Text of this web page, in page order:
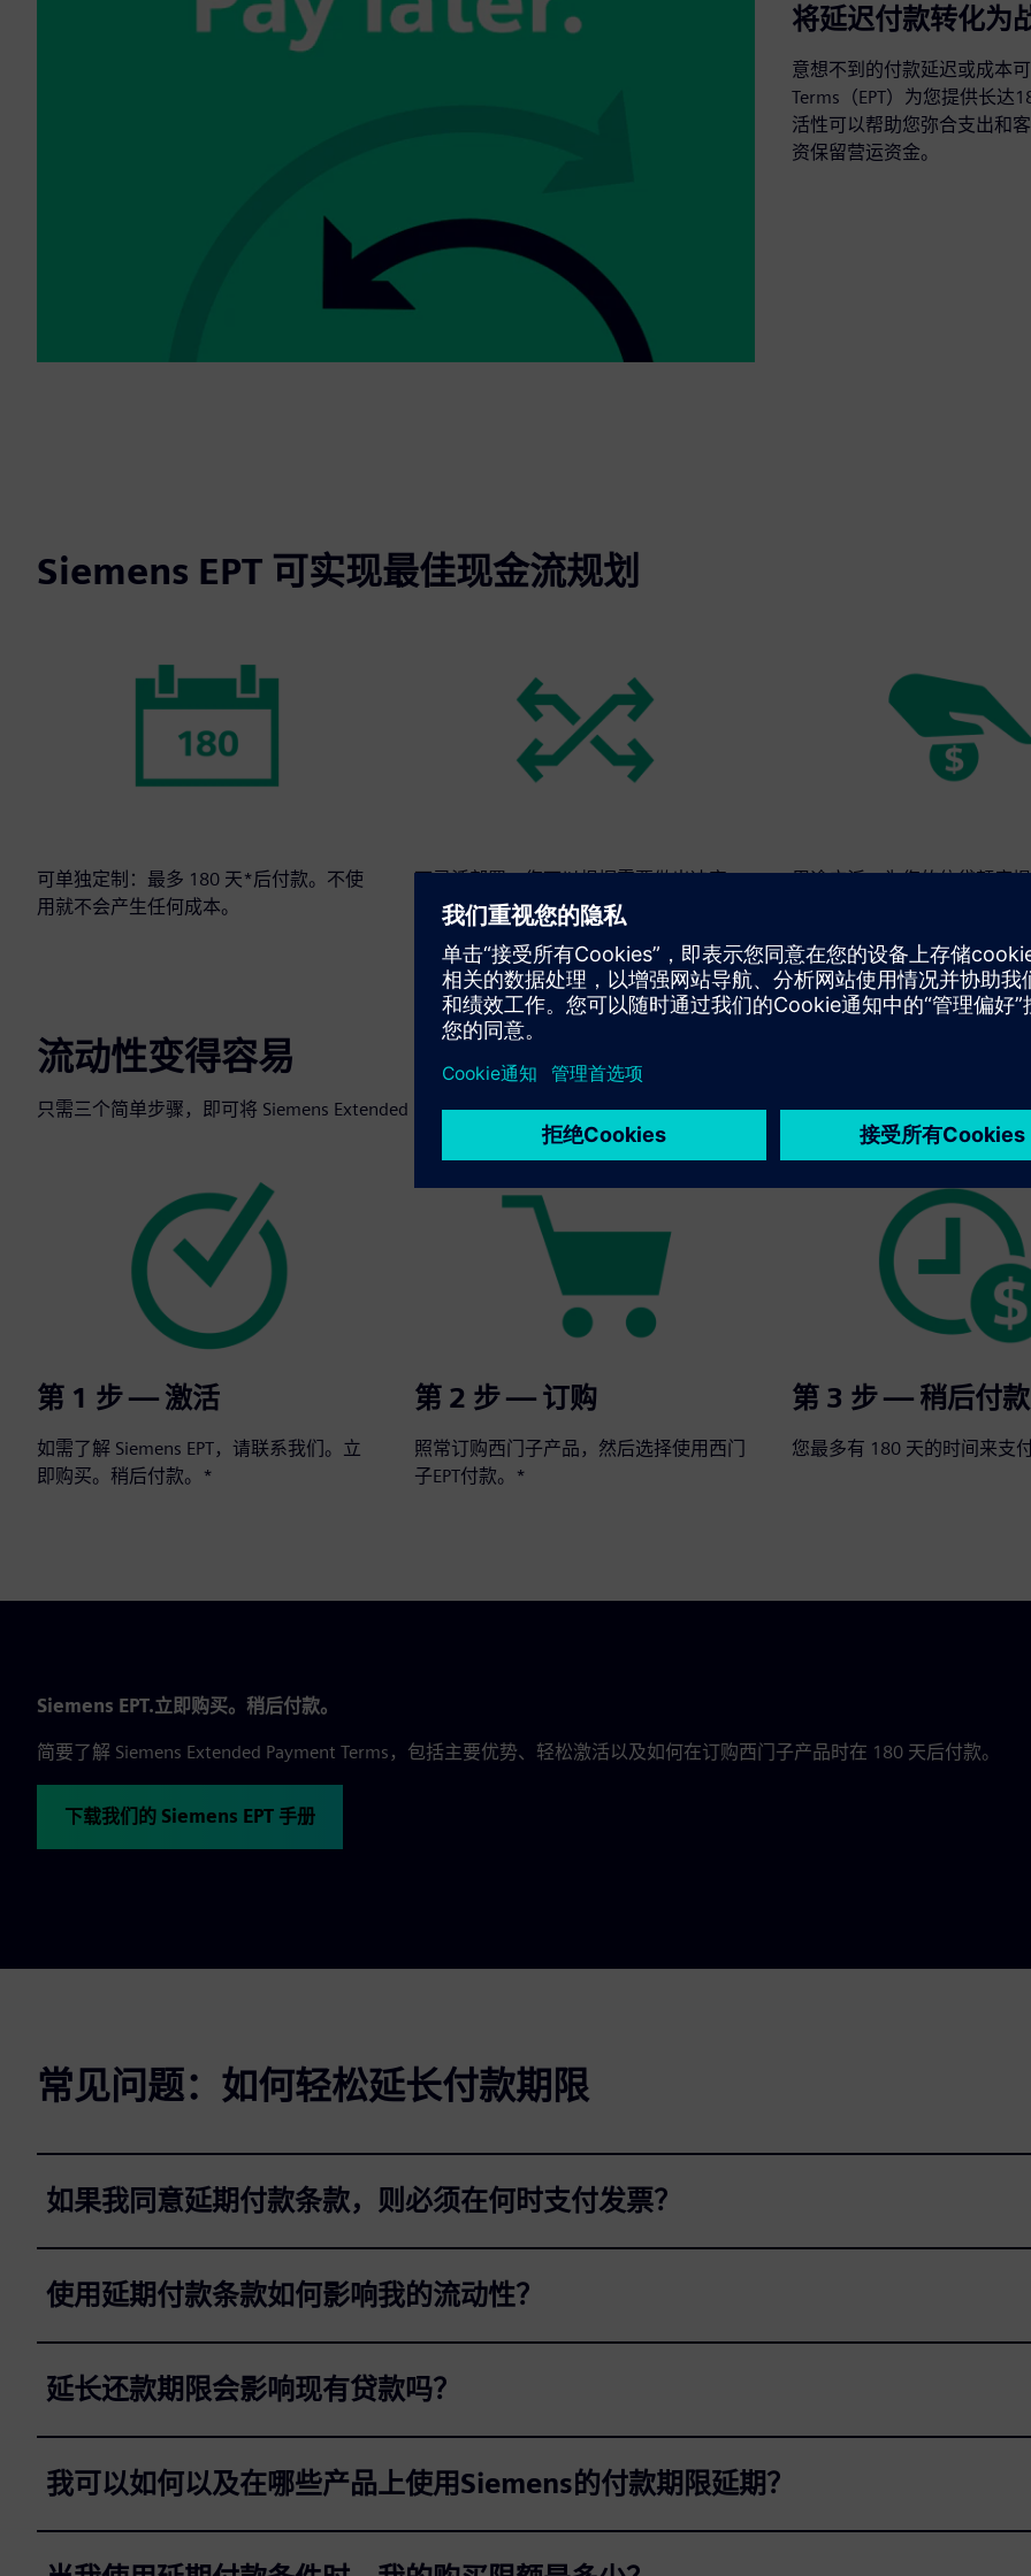
将延迟付款转化为
意想不到的付款延迟或成本
Terms（EPT）为您提供长
活性可以帮助您弥合支出和
资保留营运资金。
Siemens EPT 可实现最佳现金流规划
可单独定制：最多 180 天*后付款。不使
用就不会产生任何成本。
可灵活部署：您可以根据需要做出决定。
用途广泛：为您的信贷额度
流动性变得容易
只需三个简单步骤，即可将 Siemens Extended Payment Terms 集成到您的下一个订单中：
第 1 步 — 激活
如需了解 Siemens EPT，请联系我们。立
即购买。稍后付款。*
第 2 步 — 订购
照常订购西门子产品，然后选择使用西门
子EPT付款。*
第 3 步 — 稍后付款
您最多有 180 天的时间来支
Siemens EPT.立即购买。稍后付款。
简要了解 Siemens Extended Payment Terms，包括主要优势、轻松激活以及如何在订购西门子产品时在 180 天后付款。
下载我们的 Siemens EPT 手册
常见问题：如何轻松延长付款期限
如果我同意延期付款条款，则必须在何时支付发票？
使用延期付款条款如何影响我的流动性？
延长还款期限会影响现有贷款吗？
我可以如何以及在哪些产品上使用Siemens的付款期限延期？